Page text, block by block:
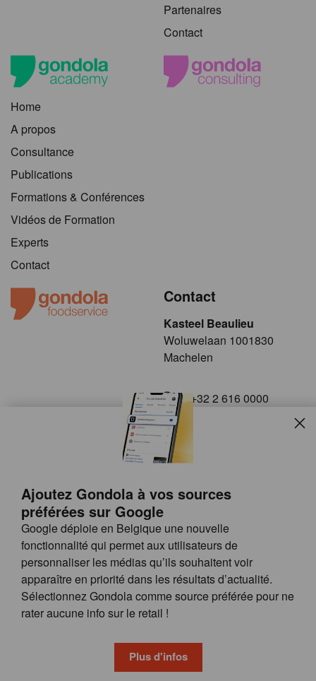
Ajoutez Gondola à vos sources
préférées sur Google
Google déploie en Belgique une nouvelle
fonctionnalité qui permet aux utilisateurs de
personnaliser les médias qu’ils souhaitent voir
apparaître en priorité dans les résultats d’actualité.
Sélectionnez Gondola comme source préférée pour ne
rater aucune info sur le retail !
Plus d'infos
Partenaires
Contact
Home
A propos
Consultance
Publications
Formations & Conférences
Vidéos de Formation
Experts
Contact
Contact
Kasteel Beaulieu
​​​Woluwelaan 1001830
Machelen
+32 2 616 0000
Follow us on
© GONDOLA GROUP
FAQ
CONDITIONS GÉNÉRALES
PRIVACY & COOKIE POLICY
wieni